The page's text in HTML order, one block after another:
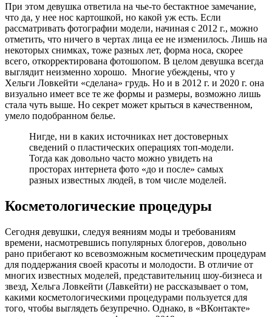
При этом девушка ответила на чье-то бестактное замечание,
что да, у нее нос картошкой, но какой уж есть. Если
рассматривать фотографии модели, начиная с 2012 г., можно
отметить, что ничего в чертах лица ее не изменилось. Лишь на
некоторых снимках, тоже разных лет, форма носа, скорее
всего, откорректирована фотошопом. В целом девушка всегда
выглядит неизменно хорошо. Многие убеждены, что у
Хельги Ловкейти «сделана» грудь. Но и в 2012 г. и 2020 г. она
визуально имеет все те же формы и размеры, возможно лишь
стала чуть выше. Но секрет может крыться в качественном,
умело подобранном белье.
Нигде, ни в каких источниках нет достоверных
сведений о пластических операциях топ-модели.
Тогда как довольно часто можно увидеть на
просторах интернета фото «до и после» самых
разных известных людей, в том числе моделей.
Косметологические процедуры
Сегодня девушки, следуя веяниям моды и требованиям
времени, насмотревшись популярных блогеров, довольно
рано прибегают ко всевозможным косметическим процедурам
для поддержания своей красоты и молодости. В отличие от
многих известных моделей, представительниц шоу-бизнеса и
звезд, Хельга Ловкейти (Лавкейти) не рассказывает о том,
какими косметологическими процедурами пользуется для
того, чтобы выглядеть безупречно. Однако, в «ВКонтакте»